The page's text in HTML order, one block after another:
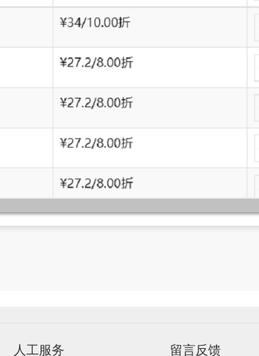
人工服务 留言反馈